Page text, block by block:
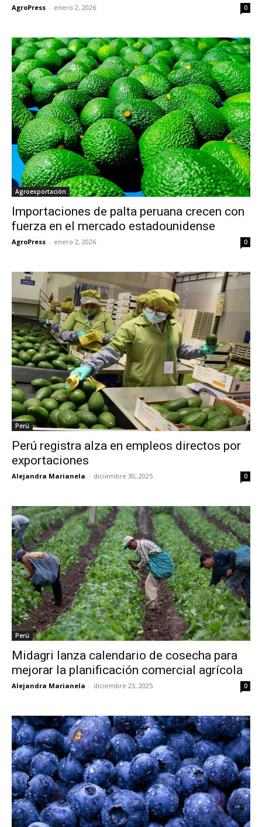
AgroPress - enero 2, 2026 0
Agroexportación
Importaciones de palta peruana crecen con
fuerza en el mercado estadounidense
AgroPress - enero 2, 2026 0
Perú
Perú registra alza en empleos directos por
exportaciones
Alejandra Marianela - diciembre 30, 2025 0
Perú
Midagri lanza calendario de cosecha para
mejorar la planificación comercial agrícola
Alejandra Marianela - diciembre 23, 2025 0